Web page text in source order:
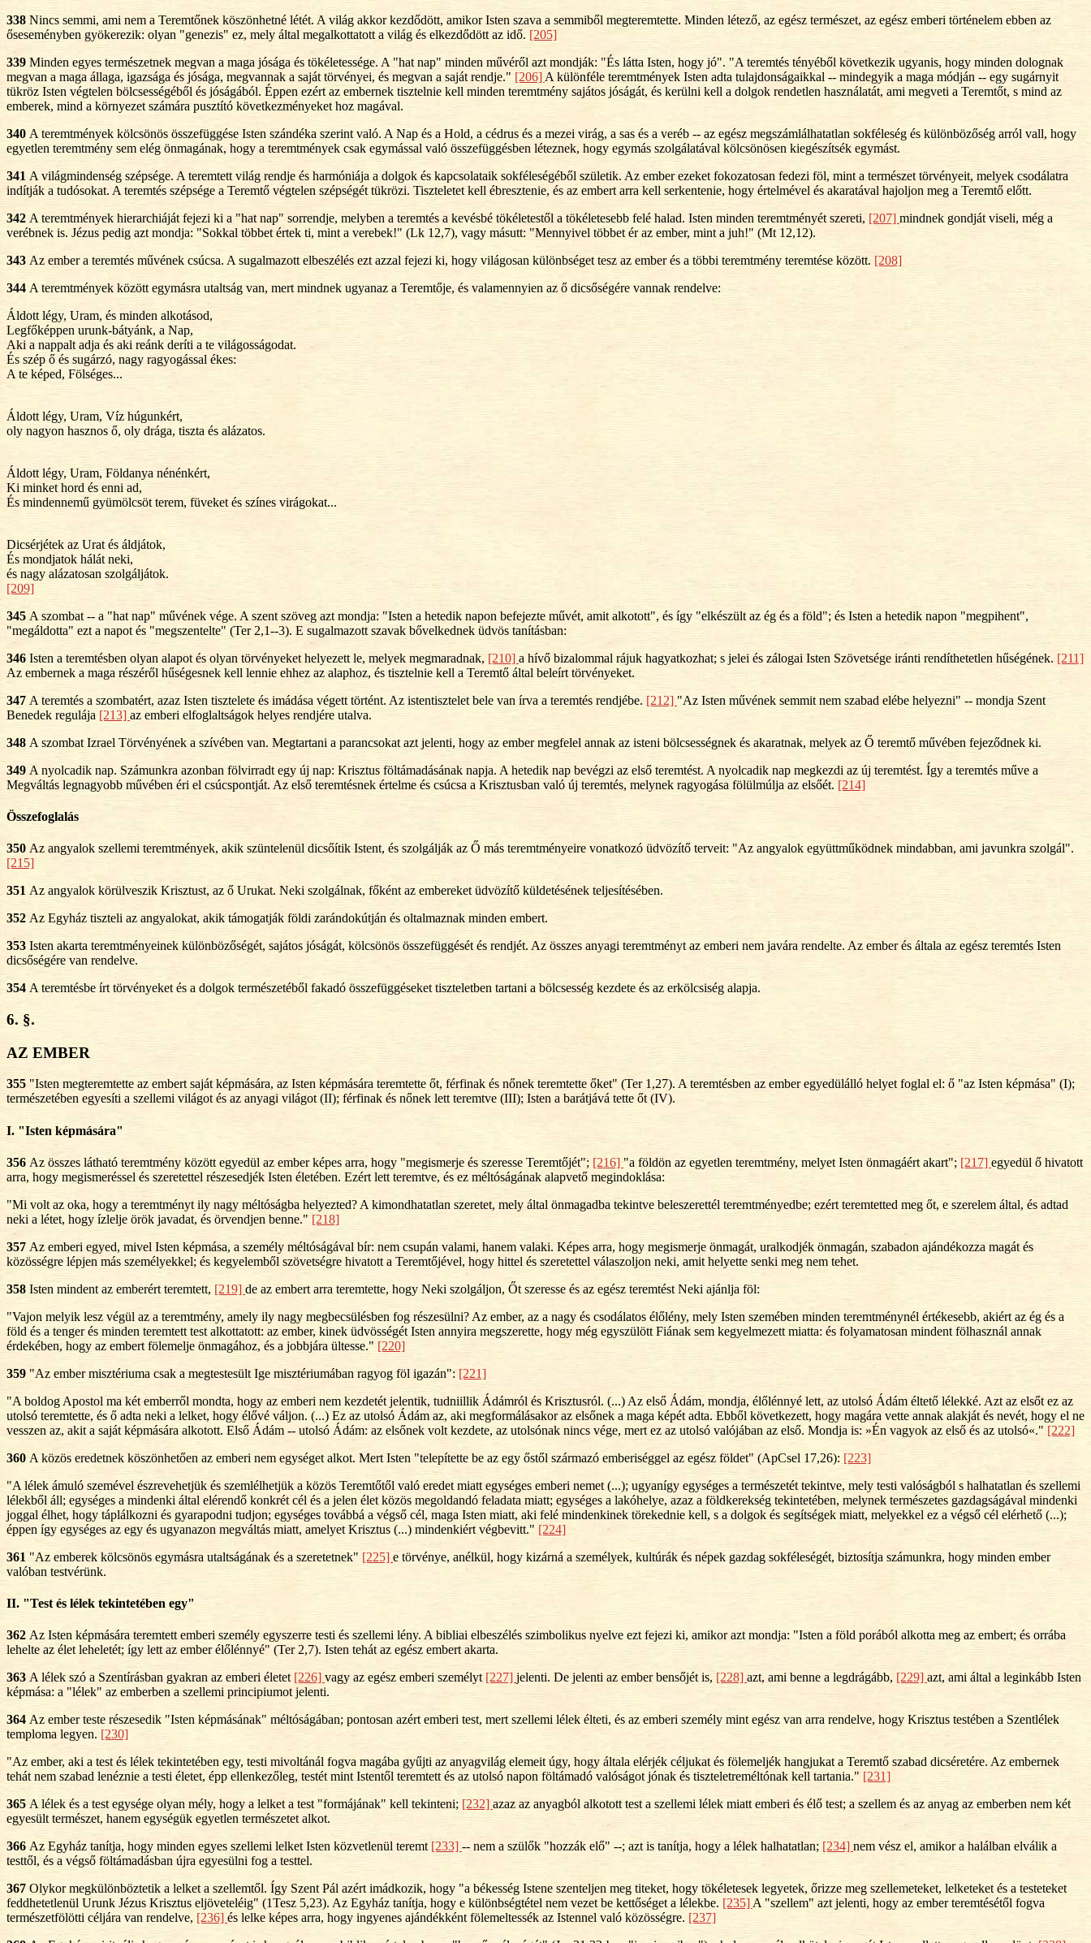
338 Nincs semmi, ami nem a Teremtőnek köszönhetné létét. A világ akkor kezdődött, amikor Isten szava a semmiből megteremtette. Minden létező, az egész természet, az egész emberi történelem ebben az
őseseményben gyökerezik: olyan "genezis" ez, mely által megalkottatott a világ és elkezdődött az idő. [205]
339 Minden egyes természetnek megvan a maga jósága és tökéletessége. A "hat nap" minden művéről azt mondják: "És látta Isten, hogy jó". "A teremtés tényéből következik ugyanis, hogy minden dolognak
megvan a maga állaga, igazsága és jósága, megvannak a saját törvényei, és megvan a saját rendje." [206] A különféle teremtmények Isten adta tulajdonságaikkal -- mindegyik a maga módján -- egy sugárnyit
tükröz Isten végtelen bölcsességéből és jóságából. Éppen ezért az embernek tisztelnie kell minden teremtmény sajátos jóságát, és kerülni kell a dolgok rendetlen használatát, ami megveti a Teremtőt, s mind az
emberek, mind a környezet számára pusztító következményeket hoz magával.
340 A teremtmények kölcsönös összefüggése Isten szándéka szerint való. A Nap és a Hold, a cédrus és a mezei virág, a sas és a veréb -- az egész megszámlálhatatlan sokféleség és különbözőség arról vall, hogy
egyetlen teremtmény sem elég önmagának, hogy a teremtmények csak egymással való összefüggésben léteznek, hogy egymás szolgálatával kölcsönösen kiegészítsék egymást.
341 A világmindenség szépsége. A teremtett világ rendje és harmóniája a dolgok és kapcsolataik sokféleségéből születik. Az ember ezeket fokozatosan fedezi föl, mint a természet törvényeit, melyek csodálatra
indítják a tudósokat. A teremtés szépsége a Teremtő végtelen szépségét tükrözi. Tiszteletet kell ébresztenie, és az embert arra kell serkentenie, hogy értelmével és akaratával hajoljon meg a Teremtő előtt.
342 A teremtmények hierarchiáját fejezi ki a "hat nap" sorrendje, melyben a teremtés a kevésbé tökéletestől a tökéletesebb felé halad. Isten minden teremtményét szereti, [207] mindnek gondját viseli, még a
verébnek is. Jézus pedig azt mondja: "Sokkal többet értek ti, mint a verebek!" (Lk 12,7), vagy másutt: "Mennyivel többet ér az ember, mint a juh!" (Mt 12,12).
343 Az ember a teremtés művének csúcsa. A sugalmazott elbeszélés ezt azzal fejezi ki, hogy világosan különbséget tesz az ember és a többi teremtmény teremtése között. [208]
344 A teremtmények között egymásra utaltság van, mert mindnek ugyanaz a Teremtője, és valamennyien az ő dicsőségére vannak rendelve:
Áldott légy, Uram, és minden alkotásod,
Legfőképpen urunk-bátyánk, a Nap,
Aki a nappalt adja és aki reánk deríti a te világosságodat.
És szép ő és sugárzó, nagy ragyogással ékes:
A te képed, Fölséges...
Áldott légy, Uram, Víz húgunkért,
oly nagyon hasznos ő, oly drága, tiszta és alázatos.
Áldott légy, Uram, Földanya nénénkért,
Ki minket hord és enni ad,
És mindennemű gyümölcsöt terem, füveket és színes virágokat...
Dicsérjétek az Urat és áldjátok,
És mondjatok hálát neki,
és nagy alázatosan szolgáljátok.
[209]
345 A szombat -- a "hat nap" művének vége. A szent szöveg azt mondja: "Isten a hetedik napon befejezte művét, amit alkotott", és így "elkészült az ég és a föld"; és Isten a hetedik napon "megpihent",
"megáldotta" ezt a napot és "megszentelte" (Ter 2,1--3). E sugalmazott szavak bővelkednek üdvös tanításban:
346 Isten a teremtésben olyan alapot és olyan törvényeket helyezett le, melyek megmaradnak, [210] a hívő bizalommal rájuk hagyatkozhat; s jelei és zálogai Isten Szövetsége iránti rendíthetetlen hűségének. [211]
Az embernek a maga részéről hűségesnek kell lennie ehhez az alaphoz, és tisztelnie kell a Teremtő által beleírt törvényeket.
347 A teremtés a szombatért, azaz Isten tisztelete és imádása végett történt. Az istentisztelet bele van írva a teremtés rendjébe. [212] "Az Isten művének semmit nem szabad elébe helyezni" -- mondja Szent
Benedek regulája [213] az emberi elfoglaltságok helyes rendjére utalva.
348 A szombat Izrael Törvényének a szívében van. Megtartani a parancsokat azt jelenti, hogy az ember megfelel annak az isteni bölcsességnek és akaratnak, melyek az Ő teremtő művében fejeződnek ki.
349 A nyolcadik nap. Számunkra azonban fölvirradt egy új nap: Krisztus föltámadásának napja. A hetedik nap bevégzi az első teremtést. A nyolcadik nap megkezdi az új teremtést. Így a teremtés műve a
Megváltás legnagyobb művében éri el csúcspontját. Az első teremtésnek értelme és csúcsa a Krisztusban való új teremtés, melynek ragyogása fölülmúlja az elsőét. [214]
Összefoglalás
350 Az angyalok szellemi teremtmények, akik szüntelenül dicsőítik Istent, és szolgálják az Ő más teremtményeire vonatkozó üdvözítő terveit: "Az angyalok együttműködnek mindabban, ami javunkra szolgál".
[215]
351 Az angyalok körülveszik Krisztust, az ő Urukat. Neki szolgálnak, főként az embereket üdvözítő küldetésének teljesítésében.
352 Az Egyház tiszteli az angyalokat, akik támogatják földi zarándokútján és oltalmaznak minden embert.
353 Isten akarta teremtményeinek különbözőségét, sajátos jóságát, kölcsönös összefüggését és rendjét. Az összes anyagi teremtményt az emberi nem javára rendelte. Az ember és általa az egész teremtés Isten
dicsőségére van rendelve.
354 A teremtésbe írt törvényeket és a dolgok természetéből fakadó összefüggéseket tiszteletben tartani a bölcsesség kezdete és az erkölcsiség alapja.
6. §.
AZ EMBER
355 "Isten megteremtette az embert saját képmására, az Isten képmására teremtette őt, férfinak és nőnek teremtette őket" (Ter 1,27). A teremtésben az ember egyedülálló helyet foglal el: ő "az Isten képmása" (I);
természetében egyesíti a szellemi világot és az anyagi világot (II); férfinak és nőnek lett teremtve (III); Isten a barátjává tette őt (IV).
I. "Isten képmására"
356 Az összes látható teremtmény között egyedül az ember képes arra, hogy "megismerje és szeresse Teremtőjét"; [216] "a földön az egyetlen teremtmény, melyet Isten önmagáért akart"; [217] egyedül ő hivatott
arra, hogy megismeréssel és szeretettel részesedjék Isten életében. Ezért lett teremtve, és ez méltóságának alapvető megindoklása:
"Mi volt az oka, hogy a teremtményt ily nagy méltóságba helyezted? A kimondhatatlan szeretet, mely által önmagadba tekintve beleszerettél teremtményedbe; ezért teremtetted meg őt, e szerelem által, és adtad
neki a létet, hogy ízlelje örök javadat, és örvendjen benne." [218]
357 Az emberi egyed, mivel Isten képmása, a személy méltóságával bír: nem csupán valami, hanem valaki. Képes arra, hogy megismerje önmagát, uralkodjék önmagán, szabadon ajándékozza magát és
közösségre lépjen más személyekkel; és kegyelemből szövetségre hivatott a Teremtőjével, hogy hittel és szeretettel válaszoljon neki, amit helyette senki meg nem tehet.
358 Isten mindent az emberért teremtett, [219] de az embert arra teremtette, hogy Neki szolgáljon, Őt szeresse és az egész teremtést Neki ajánlja föl:
"Vajon melyik lesz végül az a teremtmény, amely ily nagy megbecsülésben fog részesülni? Az ember, az a nagy és csodálatos élőlény, mely Isten szemében minden teremtménynél értékesebb, akiért az ég és a
föld és a tenger és minden teremtett test alkottatott: az ember, kinek üdvösségét Isten annyira megszerette, hogy még egyszülött Fiának sem kegyelmezett miatta: és folyamatosan mindent fölhasznál annak
érdekében, hogy az embert fölemelje önmagához, és a jobbjára ültesse." [220]
359 "Az ember misztériuma csak a megtestesült Ige misztériumában ragyog föl igazán": [221]
"A boldog Apostol ma két emberről mondta, hogy az emberi nem kezdetét jelentik, tudniillik Ádámról és Krisztusról. (...) Az első Ádám, mondja, élőlénnyé lett, az utolsó Ádám éltető lélekké. Azt az elsőt ez az
utolsó teremtette, és ő adta neki a lelket, hogy élővé váljon. (...) Ez az utolsó Ádám az, aki megformálásakor az elsőnek a maga képét adta. Ebből következett, hogy magára vette annak alakját és nevét, hogy el ne
vesszen az, akit a saját képmására alkotott. Első Ádám -- utolsó Ádám: az elsőnek volt kezdete, az utolsónak nincs vége, mert ez az utolsó valójában az első. Mondja is: »Én vagyok az első és az utolsó«." [222]
360 A közös eredetnek köszönhetően az emberi nem egységet alkot. Mert Isten "telepítette be az egy őstől származó emberiséggel az egész földet" (ApCsel 17,26): [223]
"A lélek ámuló szemével észrevehetjük és szemlélhetjük a közös Teremtőtől való eredet miatt egységes emberi nemet (...); ugyanígy egységes a természetét tekintve, mely testi valóságból s halhatatlan és szellemi
lélekből áll; egységes a mindenki által elérendő konkrét cél és a jelen élet közös megoldandó feladata miatt; egységes a lakóhelye, azaz a földkerekség tekintetében, melynek természetes gazdagságával mindenki
joggal élhet, hogy táplálkozni és gyarapodni tudjon; egységes továbbá a végső cél, maga Isten miatt, aki felé mindenkinek törekednie kell, s a dolgok és segítségek miatt, melyekkel ez a végső cél elérhető (...);
éppen így egységes az egy és ugyanazon megváltás miatt, amelyet Krisztus (...) mindenkiért végbevitt." [224]
361 "Az emberek kölcsönös egymásra utaltságának és a szeretetnek" [225] e törvénye, anélkül, hogy kizárná a személyek, kultúrák és népek gazdag sokféleségét, biztosítja számunkra, hogy minden ember
valóban testvérünk.
II. "Test és lélek tekintetében egy"
362 Az Isten képmására teremtett emberi személy egyszerre testi és szellemi lény. A bibliai elbeszélés szimbolikus nyelve ezt fejezi ki, amikor azt mondja: "Isten a föld porából alkotta meg az embert; és orrába
lehelte az élet leheletét; így lett az ember élőlénnyé" (Ter 2,7). Isten tehát az egész embert akarta.
363 A lélek szó a Szentírásban gyakran az emberi életet [226] vagy az egész emberi személyt [227] jelenti. De jelenti az ember bensőjét is, [228] azt, ami benne a legdrágább, [229] azt, ami által a leginkább Isten
képmása: a "lélek" az emberben a szellemi principiumot jelenti.
364 Az ember teste részesedik "Isten képmásának" méltóságában; pontosan azért emberi test, mert szellemi lélek élteti, és az emberi személy mint egész van arra rendelve, hogy Krisztus testében a Szentlélek
temploma legyen. [230]
"Az ember, aki a test és lélek tekintetében egy, testi mivoltánál fogva magába gyűjti az anyagvilág elemeit úgy, hogy általa elérjék céljukat és fölemeljék hangjukat a Teremtő szabad dicséretére. Az embernek
tehát nem szabad lenéznie a testi életet, épp ellenkezőleg, testét mint Istentől teremtett és az utolsó napon föltámadó valóságot jónak és tiszteletreméltónak kell tartania." [231]
365 A lélek és a test egysége olyan mély, hogy a lelket a test "formájának" kell tekinteni; [232] azaz az anyagból alkotott test a szellemi lélek miatt emberi és élő test; a szellem és az anyag az emberben nem két
egyesült természet, hanem egységük egyetlen természetet alkot.
366 Az Egyház tanítja, hogy minden egyes szellemi lelket Isten közvetlenül teremt [233] -- nem a szülők "hozzák elő" --; azt is tanítja, hogy a lélek halhatatlan; [234] nem vész el, amikor a halálban elválik a
testtől, és a végső föltámadásban újra egyesülni fog a testtel.
367 Olykor megkülönböztetik a lelket a szellemtől. Így Szent Pál azért imádkozik, hogy "a békesség Istene szenteljen meg titeket, hogy tökéletesek legyetek, őrizze meg szellemeteket, lelketeket és a testeteket
feddhetetlenül Urunk Jézus Krisztus eljöveteléig" (1Tesz 5,23). Az Egyház tanítja, hogy e különbségtétel nem vezet be kettőséget a lélekbe. [235] A "szellem" azt jelenti, hogy az ember teremtésétől fogva
természetfölötti céljára van rendelve, [236] és lelke képes arra, hogy ingyenes ajándékként fölemeltessék az Istennel való közösségre. [237]